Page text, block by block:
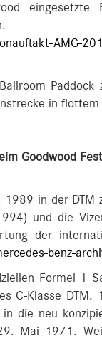
AMG-
in flottem
Goodwood
in der DTM
und die
der
benz-
Formel 1
C-Klasse
die neu
Mai 1971.